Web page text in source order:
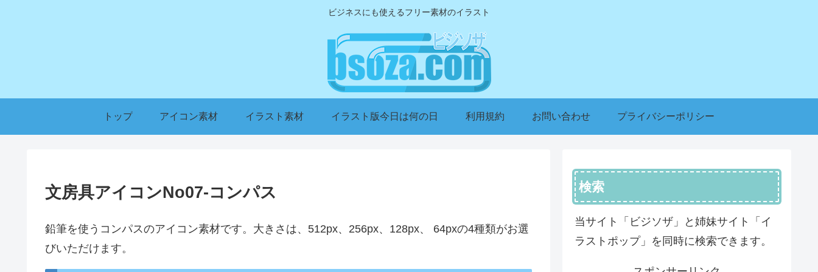
ビジネスにも使えるフリー素材のイラスト
トップ アイコン素材 イラスト素材 イラスト版今日は何の日 利用規約 お問い合わせ プライバシーポリシー
文房具アイコンNo07-コンパス
鉛筆を使うコンパスのアイコン素材です。大きさは、512px、256px、128px、 64pxの4種類がお選
びいただけます。
検索
当サイト「ビジソザ」と姉妹サイト「イ
ラストポップ」を同時に検索できます。